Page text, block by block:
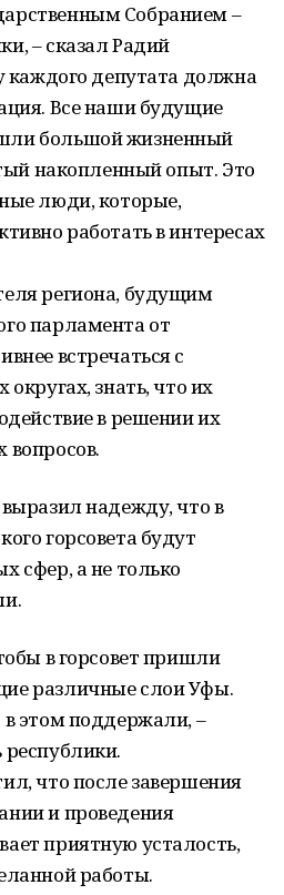
Собранием –
– сказал Радий
каждого депутата должна
Все наши будущие
большой жизненный
накопленный опыт. Это
люди, которые,
работать в интересах
региона, будущим
парламента от
встречаться с
знать, что их
в решении их
надежду, что в
горсовета будут
сфер, а не только
в горсовет пришли
различные слои Уфы.
этом поддержали, –
республики.
что после завершения
и проведения
приятную усталость,
работы.